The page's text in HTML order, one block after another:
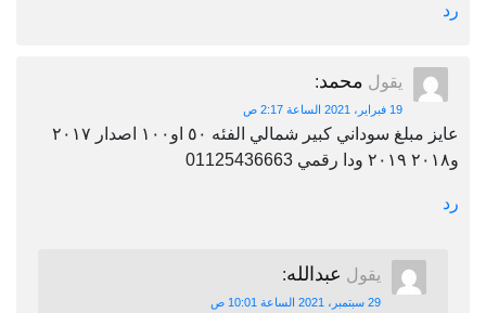
رد
يقول محمد:
19 فبراير، 2021 الساعة 2:17 ص
عايز مبلغ سوداني كبير شمالي الفئه ٥٠ او١٠٠ اصدار ٢٠١٧
و٢٠١٨ ٢٠١٩ ودا رقمي 01125436663
رد
يقول عبدالله:
29 سبتمبر، 2021 الساعة 10:01 ص